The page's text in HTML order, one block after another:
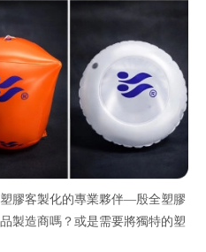
膠客製化的專業夥伴—殷全塑膠
製造商嗎？或是需要將獨特的塑